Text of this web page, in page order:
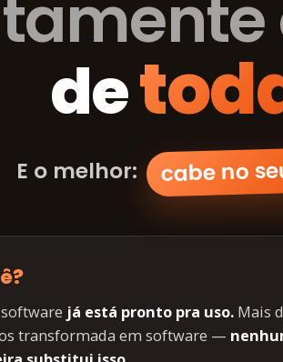
de
E o melhor: cabe no
já está pronto pra uso. Mais
transformada em software —